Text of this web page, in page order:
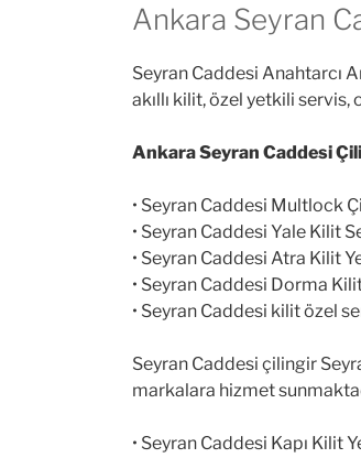
Ankara Seyran
Seyran Caddesi Anahtarcı
akıllı kilit, özel yetkili
Ankara Seyran Caddesi
• Seyran Caddesi Multlock
• Seyran Caddesi Yale Kilit
• Seyran Caddesi Atra Kilit
• Seyran Caddesi Dorma
• Seyran Caddesi kilit özel
Seyran Caddesi çilingir
markalara hizmet
• Seyran Caddesi Kapı Kilit